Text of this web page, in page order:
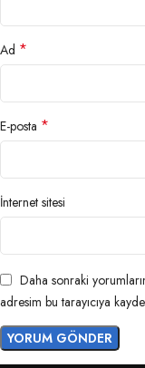
Ad *
E-posta *
İnternet sitesi
Daha sonraki
adresim bu tarayıcıya